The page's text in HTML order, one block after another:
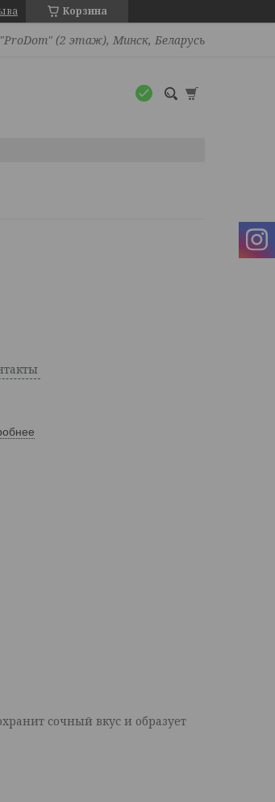
Корзина
(2 этаж), Минск, Беларусь
сочный вкус и образует